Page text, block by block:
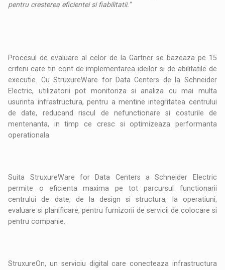
pentru cresterea eficientei si fiabilitatii.”
Procesul de evaluare al celor de la Gartner se bazeaza pe 15
criterii care tin cont de implementarea ideilor si de abilitatile de
executie. Cu StruxureWare for Data Centers de la Schneider
Electric, utilizatorii pot monitoriza si analiza cu mai multa
usurinta infrastructura, pentru a mentine integritatea centrului
de date, reducand riscul de nefunctionare si costurile de
mentenanta, in timp ce cresc si optimizeaza performanta
operationala.
Suita StruxureWare for Data Centers a Schneider Electric
permite o eficienta maxima pe tot parcursul functionarii
centrului de date, de la design si structura, la operatiuni,
evaluare si planificare, pentru furnizorii de servicii de colocare si
pentru companie.
StruxureOn, un serviciu digital care conecteaza infrastructura